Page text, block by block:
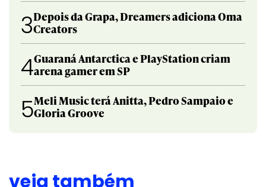
3Depois da Grapa, Dreamers adiciona Oma
Creators
4Guaraná Antarctica e PlayStation criam
arena gamer em SP
5Meli Music terá Anitta, Pedro Sampaio e
Gloria Groove
veja também